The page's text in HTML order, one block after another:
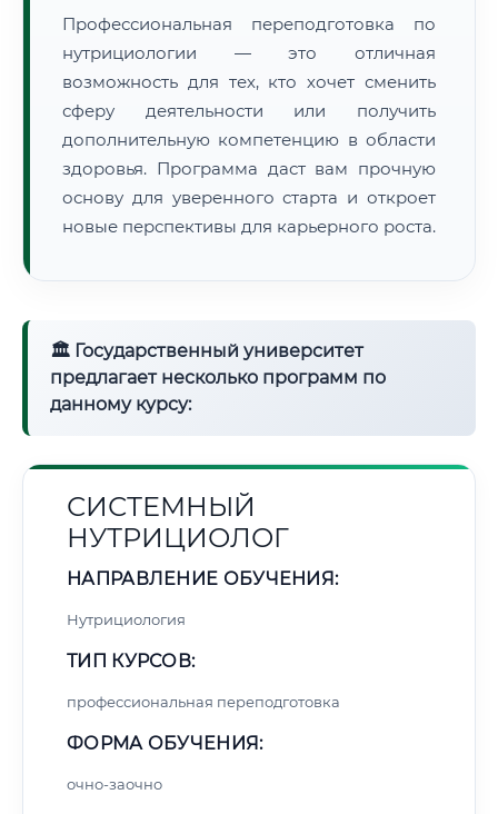
Профессиональная переподготовка по
нутрициологии — это отличная
возможность для тех, кто хочет сменить
сферу деятельности или получить
дополнительную компетенцию в области
здоровья. Программа даст вам прочную
основу для уверенного старта и откроет
новые перспективы для карьерного роста.
🏛 Государственный университет
предлагает несколько программ по
данному курсу:
СИСТЕМНЫЙ
НУТРИЦИОЛОГ
НАПРАВЛЕНИЕ ОБУЧЕНИЯ:
Нутрициология
ТИП КУРСОВ:
профессиональная переподготовка
ФОРМА ОБУЧЕНИЯ:
очно-заочно